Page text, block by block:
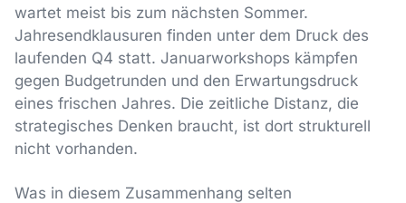
wartet meist bis zum nächsten Sommer.
Jahresendklausuren finden unter dem Druck des
laufenden Q4 statt. Januarworkshops kämpfen
gegen Budgetrunden und den Erwartungsdruck
eines frischen Jahres. Die zeitliche Distanz, die
strategisches Denken braucht, ist dort strukturell
nicht vorhanden.
Was in diesem Zusammenhang selten